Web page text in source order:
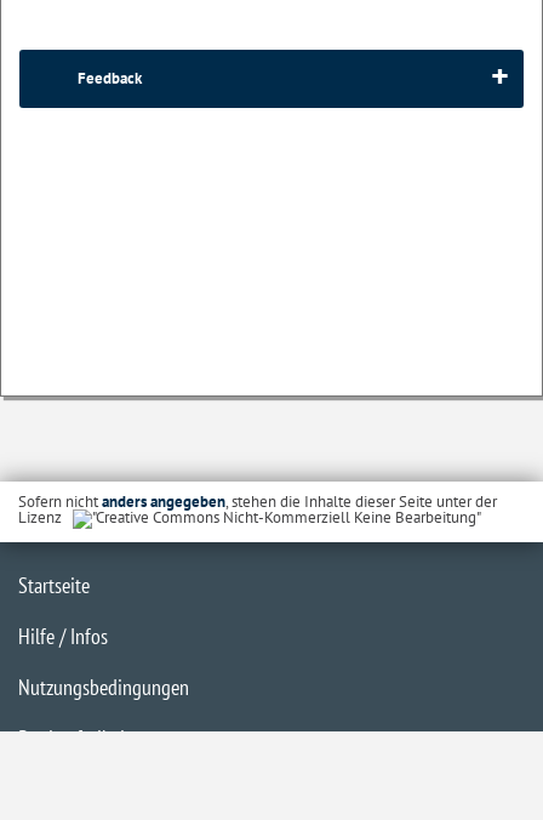
Feedback
Sofern nichtanders angegeben, stehen die Inhalte dieser Seite unter der
Lizenz
Startseite
Hilfe / Infos
Nutzungsbedingungen
Barrierefreiheit